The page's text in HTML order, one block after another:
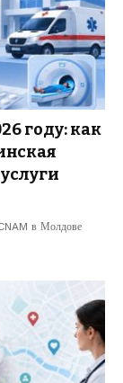
году: как
в Молдове